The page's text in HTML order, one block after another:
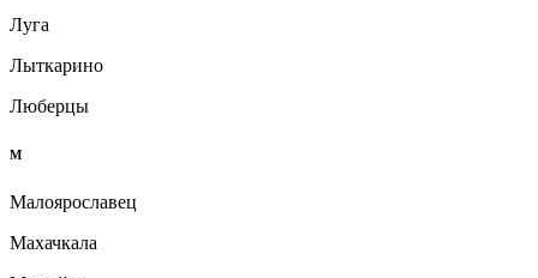
Луга
Лыткарино
Люберцы
М
Малоярославец
Махачкала